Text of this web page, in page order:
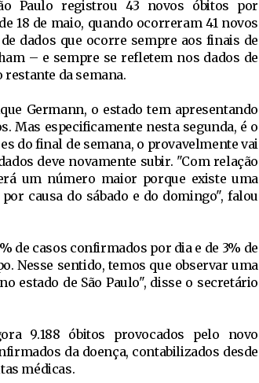
Paulo registrou 43 novos óbitos por
18 de maio, quando ocorreram 41 novos
dados que ocorre sempre aos finais de
– e sempre se refletem nos dados de
restante da semana.
Germann, o estado tem apresentando
Mas especificamente nesta segunda, é o
do final de semana, o provavelmente vai
deve novamente subir. "Com relação
um número maior porque existe uma
causa do sábado e do domingo", falou
de casos confirmados por dia e de 3% de
Nesse sentido, temos que observar uma
estado de São Paulo", disse o secretário
9.188 óbitos provocados pelo novo
da doença, contabilizados desde
médicas.